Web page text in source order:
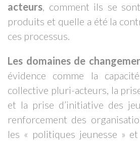
acteurs, comment ils se
produits et quelle a été la
ces processus.
Les domaines de
évidence comme la
collective pluri-acteurs, la
et la prise d’initiative des
renforcement des
les « politiques jeunesse »